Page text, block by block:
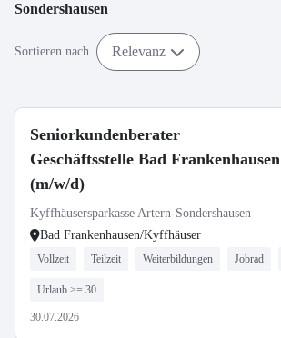
Sondershausen
Sortieren nach Relevanz
Seniorkundenberater
Geschäftsstelle Bad Frankenhausen
(m/w/d)
Kyffhäusersparkasse Artern-Sondershausen
Bad Frankenhausen/Kyffhäuser
Vollzeit Teilzeit Weiterbildungen Jobrad
Urlaub >= 30
30.07.2026